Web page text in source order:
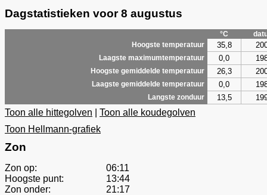
Dagstatistieken voor 8 augustus
°C
Hoogste temperatuur
35,8
Laagste maximumtemperatuur 0,0
Hoogste gemiddelde temperatuur 26,3
Laagste gemiddelde temperatuur 0,0
Langste zonduur 13,5
Toon alle hittegolven
Toon alle koudegolven
Toon Hellmann-grafiek
Zon
Zon op:
06:11
Hoogste punt:
13:44
Zon onder:
21:17